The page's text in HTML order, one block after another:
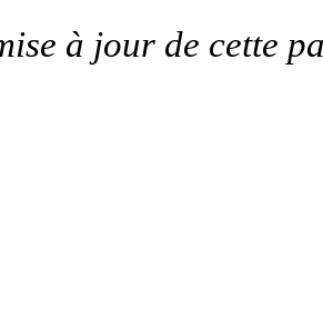
à jour de cette